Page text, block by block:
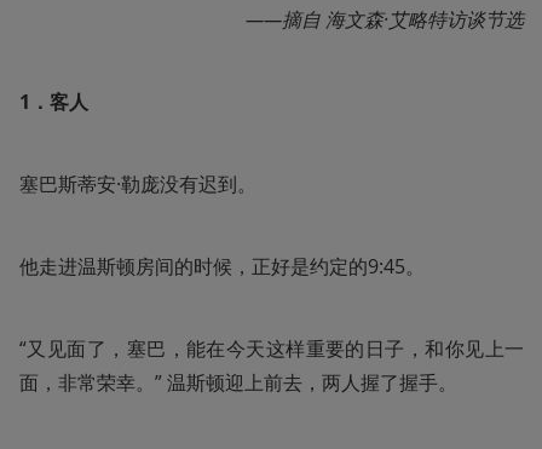
——摘自 海文森·艾略特访谈节选
1．客人
塞巴斯蒂安·勒庞没有迟到。
他走进温斯顿房间的时候，正好是约定的9:45。
“又见面了，塞巴，能在今天这样重要的日子，和你见上一
面，非常荣幸。” 温斯顿迎上前去，两人握了握手。